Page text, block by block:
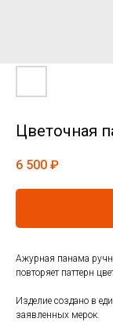
Цветочная
6 500 ₽
Ажурная панама
повторяет паттерн
Изделие создано в
заявленных мерок.